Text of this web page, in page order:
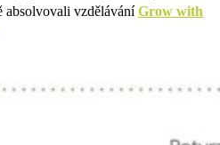
absolvovali vzděláváníGrow with